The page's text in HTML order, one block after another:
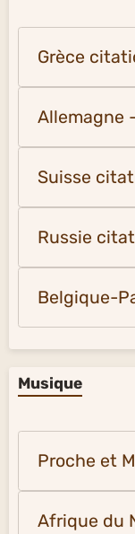
Grèce
Allemagne
Suisse
Russie
Belgique-
Musique
Proche et
Afrique du